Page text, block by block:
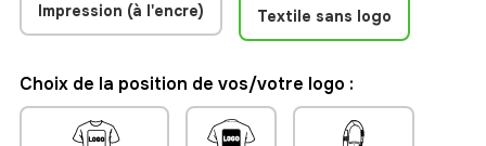
Impression (à l'encre) Textile sans logo
Choix de la position de vos/votre logo :